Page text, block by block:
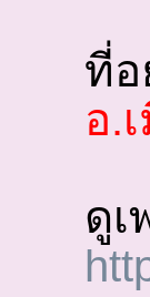
ที่อ
อ.
ดูเ